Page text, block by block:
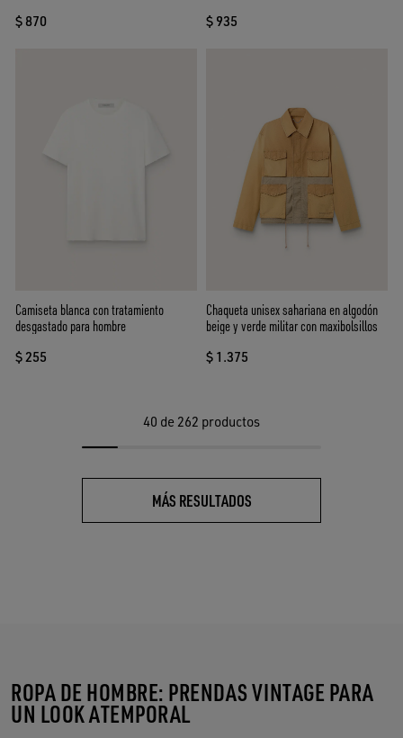
$ 870 $ 935
Camiseta blanca con tratamiento
desgastado para hombre
$ 255
Chaqueta unisex sahariana en algodón
beige y verde militar con maxibolsillos
$ 1.375
40 de 262 productos
MÁS RESULTADOS
ROPA DE HOMBRE: PRENDAS VINTAGE PARA
UN LOOK ATEMPORAL